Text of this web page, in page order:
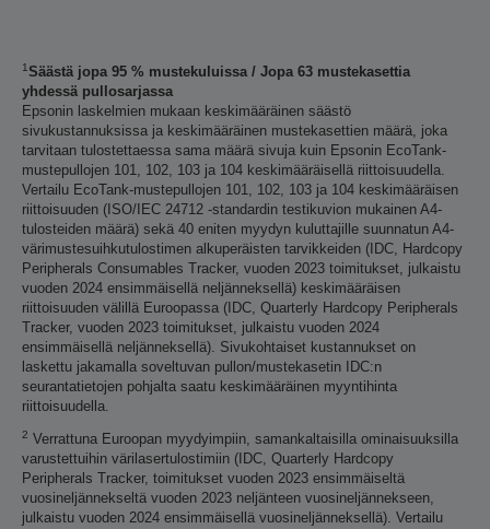
1Säästä jopa 95 % mustekuluissa / Jopa 63 mustekasettia
yhdessä pullosarjassa
Epsonin laskelmien mukaan keskimääräinen säästö
sivukustannuksissa ja keskimääräinen mustekasettien määrä, joka
tarvitaan tulostettaessa sama määrä sivuja kuin Epsonin EcoTank-
mustepullojen 101, 102, 103 ja 104 keskimääräisellä riittoisuudella.
Vertailu EcoTank-mustepullojen 101, 102, 103 ja 104 keskimääräisen
riittoisuuden (ISO/IEC 24712 -standardin testikuvion mukainen A4-
tulosteiden määrä) sekä 40 eniten myydyn kuluttajille suunnatun A4-
värimustesuihkutulostimen alkuperäisten tarvikkeiden (IDC, Hardcopy
Peripherals Consumables Tracker, vuoden 2023 toimitukset, julkaistu
vuoden 2024 ensimmäisellä neljänneksellä) keskimääräisen
riittoisuuden välillä Euroopassa (IDC, Quarterly Hardcopy Peripherals
Tracker, vuoden 2023 toimitukset, julkaistu vuoden 2024
ensimmäisellä neljänneksellä). Sivukohtaiset kustannukset on
laskettu jakamalla soveltuvan pullon/mustekasetin IDC:n
seurantatietojen pohjalta saatu keskimääräinen myyntihinta
riittoisuudella.
2 Verrattuna Euroopan myydyimpiin, samankaltaisilla ominaisuuksilla
varustettuihin värilasertulostimiin (IDC, Quarterly Hardcopy
Peripherals Tracker, toimitukset vuoden 2023 ensimmäiseltä
vuosineljännekseltä vuoden 2023 neljänteen vuosineljännekseen,
julkaistu vuoden 2024 ensimmäisellä vuosineljänneksellä). Vertailu